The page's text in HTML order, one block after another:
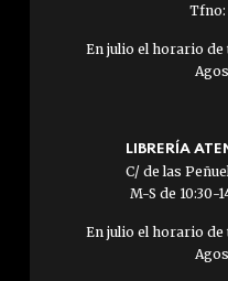
Tfno:
En julio el horario de
LIBRERÍA
C/ de las
M-S de 10:30-
En julio el horario de